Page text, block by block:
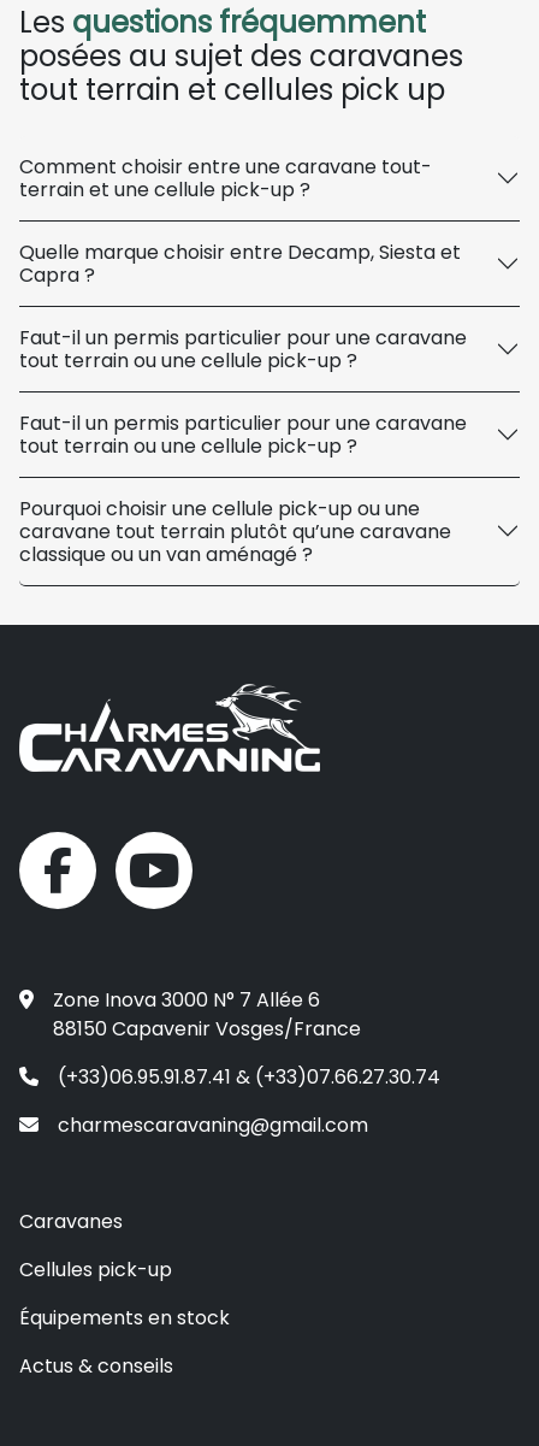
Les questions fréquemment
posées au sujet des caravanes
tout terrain et cellules pick up
Comment choisir entre une caravane tout-
terrain et une cellule pick-up ?
Quelle marque choisir entre Decamp, Siesta et
Capra ?
Faut-il un permis particulier pour une caravane
tout terrain ou une cellule pick-up ?
Faut-il un permis particulier pour une caravane
tout terrain ou une cellule pick-up ?
Pourquoi choisir une cellule pick-up ou une
caravane tout terrain plutôt qu’une caravane
classique ou un van aménagé ?
Zone Inova 3000 N° 7 Allée 6
88150 Capavenir Vosges/France
(+33)06.95.91.87.41 & (+33)07.66.27.30.74
charmescaravaning@gmail.com
Caravanes
Cellules pick-up
Équipements en stock
Actus & conseils